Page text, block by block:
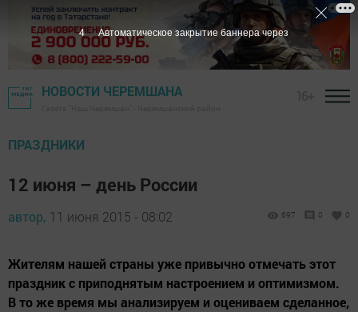
НОВОСТИ ЧЕРЕМШАНА
ПРАЗДНИКИ
12 июня – день России
автор, 11 июня 2015 - 08:02 697 0 0
Жителям нашей страны уже привычно отмечать этот
праздник с приподнятым настроением и оптимизмом.
В то же время мы анализируем и оцениваем сделанное,
3 Автоматическое закрытие баннера через